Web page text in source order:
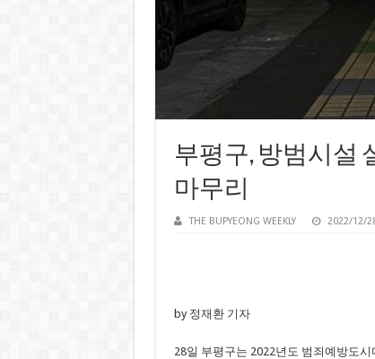
부평구, 방범시설
마무리
THE BUPYEONG WEEKLY 2022/12/
by 정재환 기자
28일 부평구는 2022년도 범죄예방도